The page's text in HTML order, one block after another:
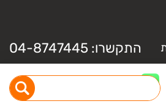
התקשרו: 04-8747445